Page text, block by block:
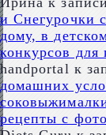
и Снегурочки
дому, в
конкурсов для
handportal к
домашних
рецепты с